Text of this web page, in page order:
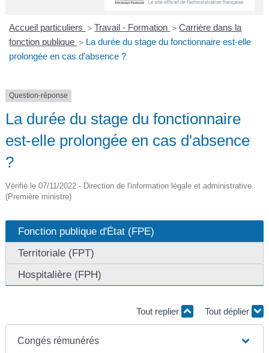
E
Accueil particuliers > Travail - Formation > Carrière dans la
fonction publique > La durée du stage du fonctionnaire est-elle
prolongée en cas d'absence ?
Question-réponse
La durée du stage du fonctionnaire
est-elle prolongée en cas d'absence
?
Vérifié le 07/11/2022 - Direction de l'information légale et administrative
(Première ministre)
Fonction publique d'État (FPE)
Territoriale (FPT)
Hospitalière (FPH)
Tout replier Tout déplier
Congés rémunérés